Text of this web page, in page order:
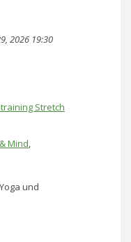
2026 19:30
Stretch
Mind,
und